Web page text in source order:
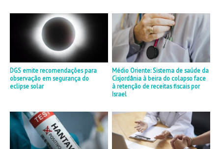
DGS emite recomendações para
observação em segurança do
eclipse solar
Médio Oriente: Sistema de saúde da
Cisjordânia à beira do colapso face
à retenção de receitas fiscais por
Israel